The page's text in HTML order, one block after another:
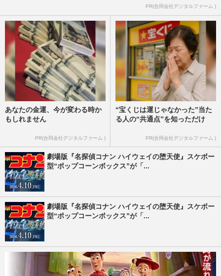
PR(合同会社デジタルファーム )
あなたの金運、今が変わる時か
もしれません
PR(合同会社デジタルファーム )
“宝くじは運じゃなかった”当た
る人の“共通点”を知っただけ
PR(合同会社デジタルファーム )
劇場版『名探偵コナン ハイウェイの堕天使』スケボー
型“ポップコーンボックス”が「...
劇場版『名探偵コナン ハイウェイの堕天使』スケボー
型“ポップコーンボックス”が「...